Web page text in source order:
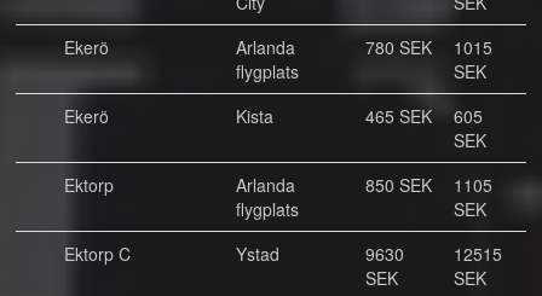
Ekerö
Arlanda
flygplats
780 SEK
1015
SEK
Ekerö
Kista 465 SEK
605
SEK
Ektorp
Arlanda
flygplats
850 SEK
1105
SEK
Ektorp C
Ystad
9630
SEK
12515
SEK